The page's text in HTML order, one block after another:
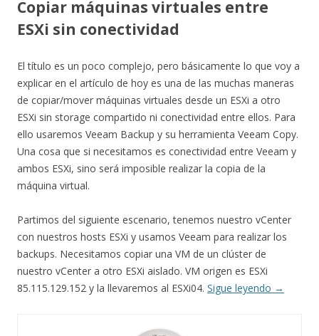
Copiar máquinas virtuales entre
ESXi sin conectividad
El título es un poco complejo, pero básicamente lo que voy a
explicar en el artículo de hoy es una de las muchas maneras
de copiar/mover máquinas virtuales desde un ESXi a otro
ESXi sin storage compartido ni conectividad entre ellos. Para
ello usaremos Veeam Backup y su herramienta Veeam Copy.
Una cosa que si necesitamos es conectividad entre Veeam y
ambos ESXi, sino será imposible realizar la copia de la
máquina virtual.
Partimos del siguiente escenario, tenemos nuestro vCenter
con nuestros hosts ESXi y usamos Veeam para realizar los
backups. Necesitamos copiar una VM de un clúster de
nuestro vCenter a otro ESXi aislado. VM origen es ESXi
85.115.129.152 y la llevaremos al ESXi04. Sigue leyendo →